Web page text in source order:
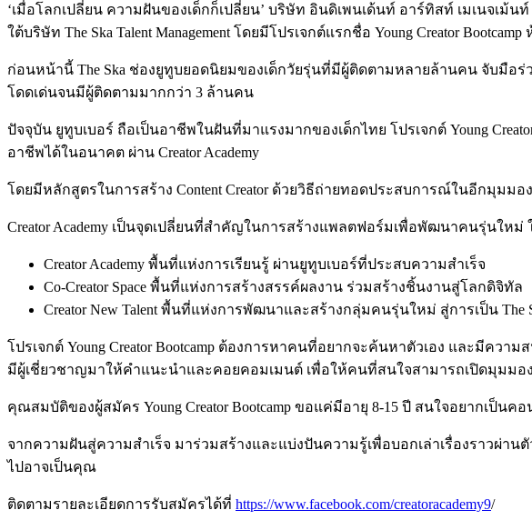
‘เมื่อโลกเปลี่ยน ความฝันของเด็กก็เปลี่ยน’ บริษัท อินดิเพนเด้นท์ อาร์ทิสท์ เมเนจเม้
ใต้บริษัท The Ska Talent Management โดยมีโปรเจกต์แรกชื่อ Young Creator
ก่อนหน้านี้ The Ska ช่องยูทูบยอดนิยมของเด็กวัยรุ่นที่มีผู้ติดตามหลายล้านคน จับมือร่
โดดเด่นจนมีผู้ติดตามมากกว่า 3 ล้านคน
ปัจจุบัน ยูทูบเบอร์ ถือเป็นอาชีพในฝันที่มาแรงมากของเด็กไทย โปรเจกต์ Young
อาชีพได้ในอนาคต ผ่าน Creator Academy
โดยมีหลักสูตรในการสร้าง Content Creator ด้วยวิธีถ่ายทอดประสบการณ์ในอีกมุมมอ
Creator Academy เป็นจุดเปลี่ยนที่สำคัญในการสร้างแพลตฟอร์มเพื่อพัฒนาคนรุ่นใหม่
Creator Academy พื้นที่แห่งการเรียนรู้ ผ่านยูทูบเบอร์ที่ประสบความสำเร็จ
Co-Creator Space พื้นที่แห่งการสร้างสรรค์ผลงาน ร่วมสร้างชิ้นงานสู่โลกดิจิทัล
Creator New Talent พื้นที่แห่งการพัฒนาและสร้างกลุ่มคนรุ่นใหม่ สู่การเป็น The
โปรเจกต์ Young Creator Bootcamp ต้องการหาคนที่อยากจะค้นหาตัวเอง และมีคว
มีผู้เชี่ยวชาญมาให้คำแนะนำและคอยคอมเมนต์ เพื่อให้คนที่สนใจสามารถเปิดมุมม
คุณสมบัติของผู้สมัคร Young Creator Bootcamp ขอแค่มีอายุ 8-15 ปี สนใจอยากเป็น
จากความฝันสู่ความสำเร็จ มาร่วมสร้างและแบ่งปันความรู้เพื่อบอกเล่าเรื่องราวผ่านตั
ไปอาจเป็นคุณ
ติดตามรายละเอียดการรับสมัครได้ที่ https://www.facebook.com/creatoracademy9/